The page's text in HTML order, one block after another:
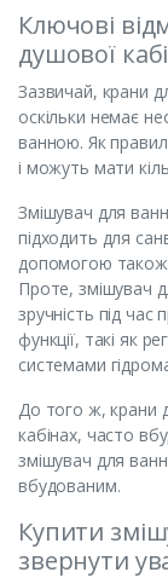
Ключові
душової
Зазвичай, крани
оскільки немає
ванною. Як
і можуть мати
Змішувач для
підходить для
допомогою також
Проте, змішувач
зручність під
функції, такі як
системами
До того ж, крани
кабінах, часто
змішувач для
вбудованим.
Купити
звернути